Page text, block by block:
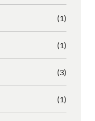
(1)
(1)
(3)
(1)